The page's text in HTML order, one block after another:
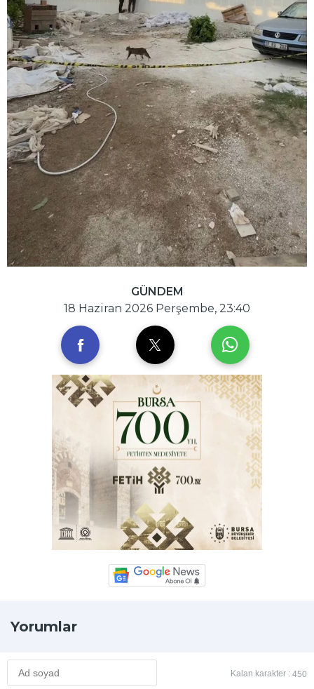
GÜNDEM
18 Haziran 2026 Perşembe, 23:40
Yorumlar
Kalan karakter : 450